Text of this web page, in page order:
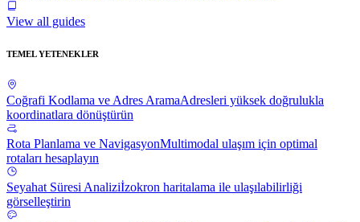
View all guides
TEMEL YETENEKLER
Coğrafi Kodlama ve Adres AramaAdresleri yüksek doğrulukla
koordinatlara dönüştürün
Rota Planlama ve NavigasyonMultimodal ulaşım için optimal
rotaları hesaplayın
Seyahat Süresi Analiziİzokron haritalama ile ulaşılabilirliği
görselleştirin